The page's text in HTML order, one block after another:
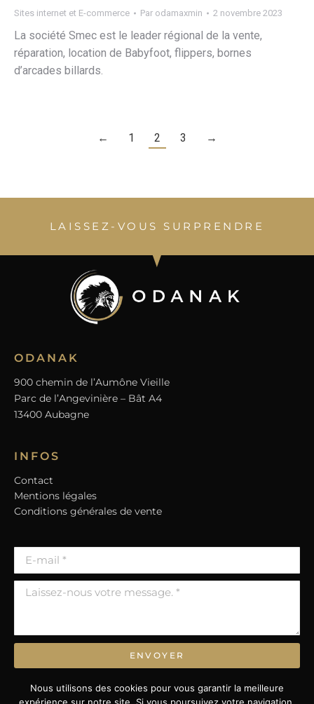
Sites internet et E-commerce Par odamaxmin 2 novembre 2023
La société Smec est le leader régional de la vente,
réparation, location de Babyfoot, flippers, bornes
d’arcades billards.
← 1 2 3 →
LAISSEZ-VOUS SURPRENDRE
ODANAK
900 chemin de l’Aumône Vieille
Parc de l’Angevinière – Bât A4
13400 Aubagne
INFOS
Contact
Mentions légales
Conditions générales de vente
ENVOYER
* Champs obligatoires.
Nous utilisons des cookies pour vous garantir la meilleure